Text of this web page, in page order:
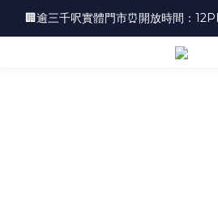
🏢逾三千呎實體門市⏰開放時間：
🏢逾三千呎實體門市⏰開放時間：
👜📣 歡迎隨時光臨